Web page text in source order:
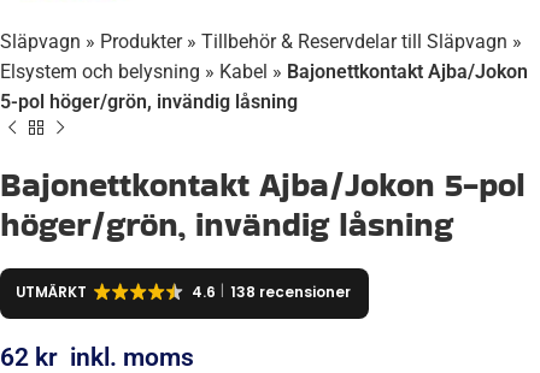
Släpvagn » Produkter» Tillbehör & Reservdelar till Släpvagn »
Elsystem och belysning » Kabel » Bajonettkontakt Ajba/Jokon
5-pol höger/grön, invändig låsning
Bajonettkontakt Ajba/Jokon 5-pol
höger/grön, invändig låsning
UTMÄRKT 4.6 138 recensioner
62 kr inkl. moms